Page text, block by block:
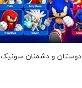
دوستان و دشمنان سونیک